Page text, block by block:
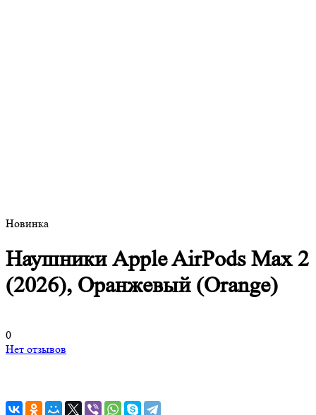
Новинка
Наушники Apple AirPods Max 2
(2026), Оранжевый (Orange)
0
Нет отзывов